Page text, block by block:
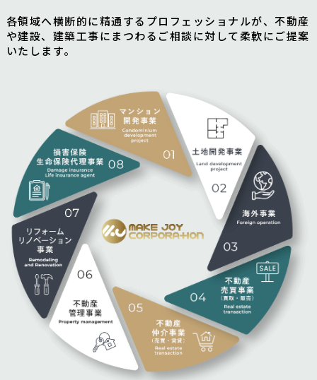
各領域へ横断的に精通するプロフェッショナルが、不動産
や建設、建築工事にまつわるご相談に対して柔軟にご提案
いたします。